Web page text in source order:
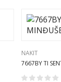
NAKIT
7667BY TI